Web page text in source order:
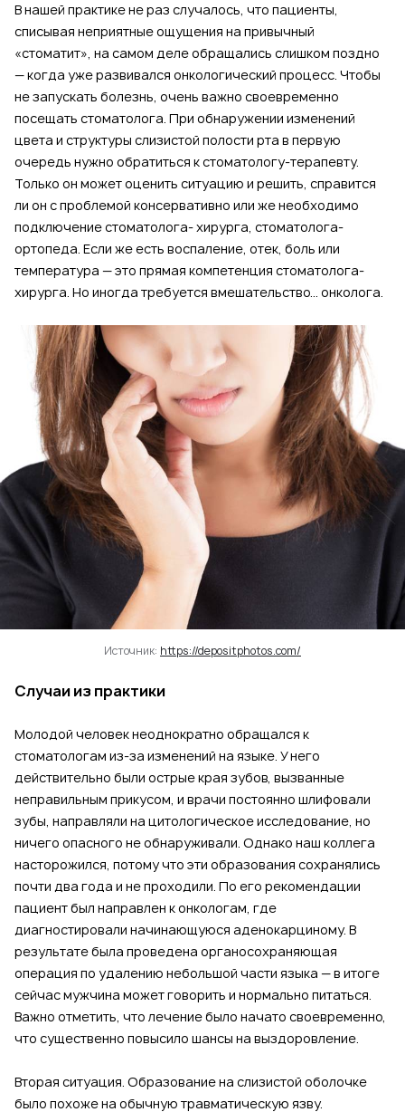
В нашей практике не раз случалось, что пациенты,
списывая неприятные ощущения на привычный
«стоматит», на самом деле обращались слишком поздно
— когда уже развивался онкологический процесс. Чтобы
не запускать болезнь, очень важно своевременно
посещать стоматолога. При обнаружении изменений
цвета и структуры слизистой полости рта в первую
очередь нужно обратиться к стоматологу-терапевту.
Только он может оценить ситуацию и решить, справится
ли он с проблемой консервативно или же необходимо
подключение стоматолога- хирурга, стоматолога-
ортопеда. Если же есть воспаление, отек, боль или
температура — это прямая компетенция стоматолога-
хирурга. Но иногда требуется вмешательство... онколога.
Источник: https://depositphotos.com/
Случаи из практики
Молодой человек неоднократно обращался к
стоматологам из-за изменений на языке. У него
действительно были острые края зубов, вызванные
неправильным прикусом, и врачи постоянно шлифовали
зубы, направляли на цитологическое исследование, но
ничего опасного не обнаруживали. Однако наш коллега
насторожился, потому что эти образования сохранялись
почти два года и не проходили. По его рекомендации
пациент был направлен к онкологам, где
диагностировали начинающуюся аденокарциному. В
результате была проведена органосохраняющая
операция по удалению небольшой части языка — в итоге
сейчас мужчина может говорить и нормально питаться.
Важно отметить, что лечение было начато своевременно,
что существенно повысило шансы на выздоровление.
Вторая ситуация. Образование на слизистой оболочке
было похоже на обычную травматическую язву.